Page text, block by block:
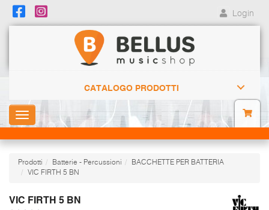
Login
CATALOGO PRODOTTI
Toggle
navigation
Prodotti Batterie - Percussioni
BACCHETTE PER BATTERIA
VIC FIRTH 5 BN
VIC FIRTH 5 BN